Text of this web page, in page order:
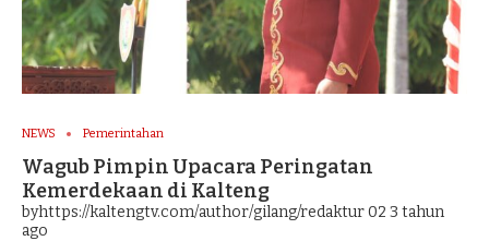
NEWS Pemerintahan
Wagub Pimpin Upacara Peringatan
Kemerdekaan di Kalteng
byhttps://kaltengtv.com/author/gilang/redaktur 02 3 tahun
ago